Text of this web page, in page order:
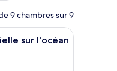
9 chambres sur 9
sur un beau paysage.
à coucher avec une tête de
sur l'océan